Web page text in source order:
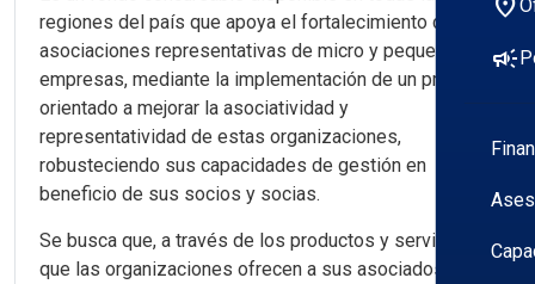
campaign
regiones del país que apoya el fortalecimiento de
asociaciones representativas de micro y pequeñas
empresas, mediante la implementación de un proyecto
orientado a mejorar la asociatividad y
representatividad de estas organizaciones,
robusteciendo sus capacidades de gestión en
beneficio de sus socios y socias.
Se busca que, a través de los productos y servicios
que las organizaciones ofrecen a sus asociados,